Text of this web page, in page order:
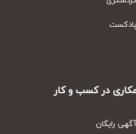
در کسب و کار
رایگان